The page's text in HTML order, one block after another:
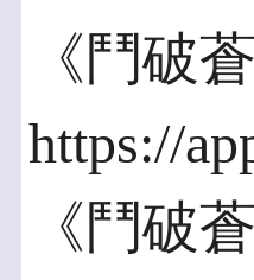
《鬥破
https://
《鬥破